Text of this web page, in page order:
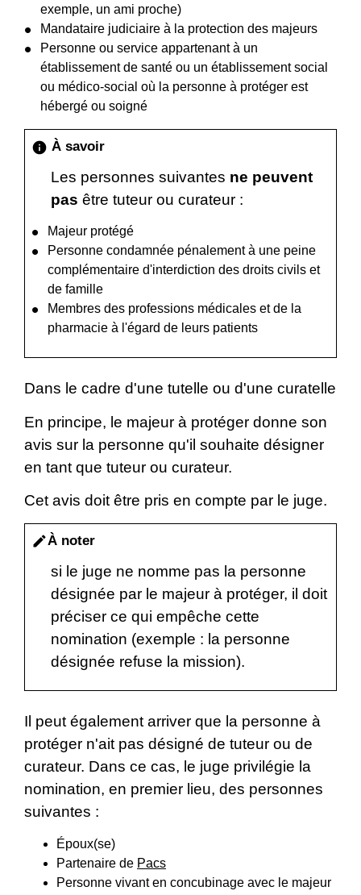
exemple, un ami proche)
Mandataire judiciaire à la protection des majeurs
Personne ou service appartenant à un
établissement de santé ou un établissement social
ou médico-social où la personne à protéger est
hébergé ou soigné
info À savoir
Les personnes suivantes ne peuvent
pas être tuteur ou curateur :
Majeur protégé
Personne condamnée pénalement à une peine
complémentaire d'interdiction des droits civils et
de famille
Membres des professions médicales et de la
pharmacie à l'égard de leurs patients
Dans le cadre d'une tutelle ou d'une curatelle
En principe, le majeur à protéger donne son
avis sur la personne qu'il souhaite désigner
en tant que tuteur ou curateur.
Cet avis doit être pris en compte par le juge.
editÀ noter
si le juge ne nomme pas la personne
désignée par le majeur à protéger, il doit
préciser ce qui empêche cette
nomination (exemple : la personne
désignée refuse la mission).
Il peut également arriver que la personne à
protéger n'ait pas désigné de tuteur ou de
curateur. Dans ce cas, le juge privilégie la
nomination, en premier lieu, des personnes
suivantes :
Époux(se)
Partenaire de Pacs
Personne vivant en concubinage avec le majeur